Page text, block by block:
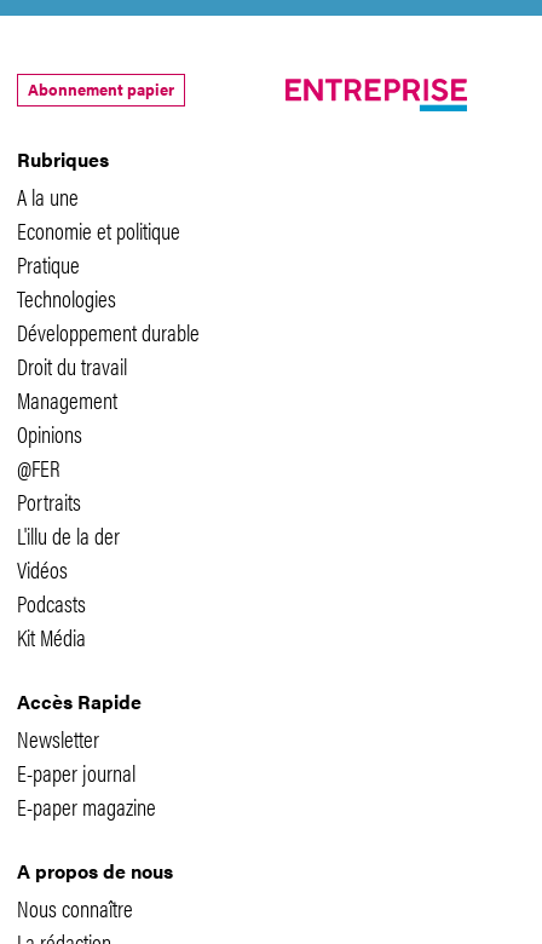
Rubriques
A la une
Economie et politique
Pratique
Technologies
Développement durable
Droit du travail
Management
Opinions
@FER
Portraits
L'illu de la der
Vidéos
Podcasts
Kit Média
Accès Rapide
Newsletter
E-paper journal
E-paper magazine
A propos de nous
Nous connaître
Abonnement papier